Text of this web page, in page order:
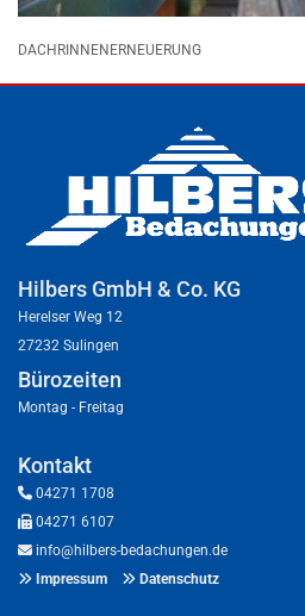
DACHRINNENERNEUERUNG
Hilbers GmbH & Co. KG
Herelser Weg 12
27232 Sulingen
Bürozeiten
Montag - Freitag
Kontakt
 04271 1708
 04271 6107
 info@hilbers-bedachungen.de
 Impressum  Datenschutz